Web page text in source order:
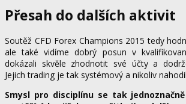
Přesah do dalších aktivit
Soutěž CFD Forex Champions 2015 tedy
ale také vidíme dobrý posun v
dokázali skvěle zhodnotit své účty a
Jejich trading je tak systémový a nikoliv
Smysl pro disciplínu se tak